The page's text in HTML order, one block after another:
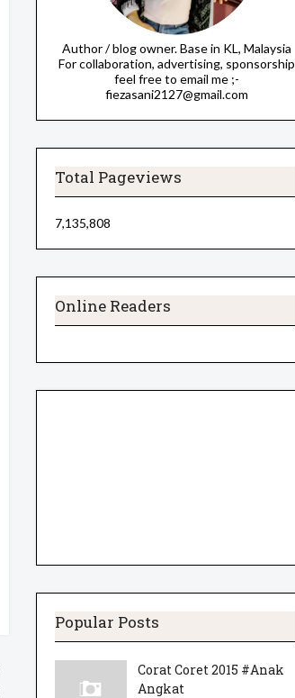
Author / blog owner. Base in KL, Malaysia
For collaboration, advertising, sponsorship
feel free to email me ;-
fiezasani2127@gmail.com
Total Pageviews
7,135,808
Online Readers
Popular Posts
Corat Coret 2015 #Anak
Angkat